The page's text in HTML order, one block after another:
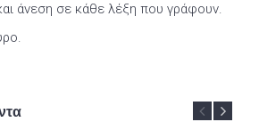
άνεση σε κάθε λέξη που γράφουν.